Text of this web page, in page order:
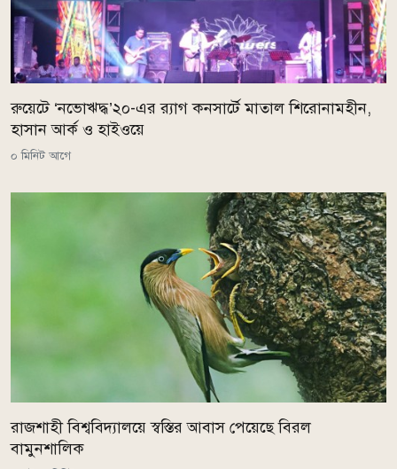
রুয়েটে ‘নভোঋদ্ধ’২০-এর র‍্যাগ কনসার্টে মাতাল শিরোনামহীন,
হাসান আর্ক ও হাইওয়ে
০ মিনিট আগে
রাজশাহী বিশ্ববিদ্যালয়ে স্বস্তির আবাস পেয়েছে বিরল
বামুনশালিক